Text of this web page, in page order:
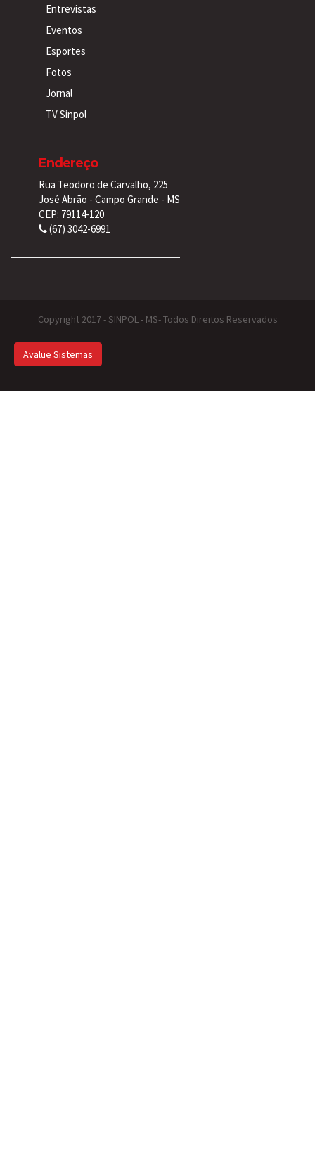
Entrevistas
Eventos
Esportes
Fotos
Jornal
TV Sinpol
Endereço
Rua Teodoro de Carvalho, 225
José Abrão - Campo Grande - MS
CEP: 79114-120
(67) 3042-6991
Copyright 2017 - SINPOL - MS- Todos Direitos Reservados
Avalue Sistemas